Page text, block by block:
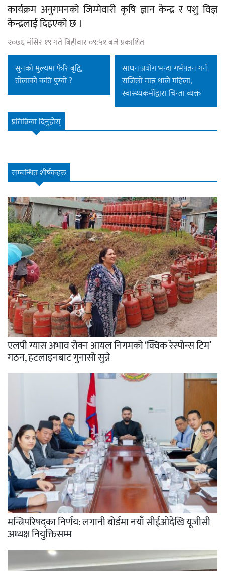
कार्यक्रम अनुगमनको जिम्मेवारी कृषि ज्ञान केन्द्र र पशु विज्ञ
केन्द्रलाई दिइएको छ ।
२०७६ मंसिर १९ गते बिहीवार ०९:५१ बजे प्रकाशित
सुनको मुल्यमा फेरि बृद्वि,
ताेलाकाे कति पुग्याे ?
साधन प्रयोग भन्दा गर्भपतन गर्न
सजिलो मान्न थाले महिला,
स्वास्थ्यकर्मीद्वारा चिन्ता व्यक्त
प्रतिक्रिया दिनुहोस्
सम्बन्धित शीर्षकहरु
एलपी ग्यास अभाव रोक्न आयल निगमको ‘क्विक रेस्पोन्स टिम’
गठन, हटलाइनबाट गुनासो सुन्ने
मन्त्रिपरिषद्का निर्णय: लगानी बोर्डमा नयाँ सीईओदेखि यूजीसी
अध्यक्ष नियुक्तिसम्म